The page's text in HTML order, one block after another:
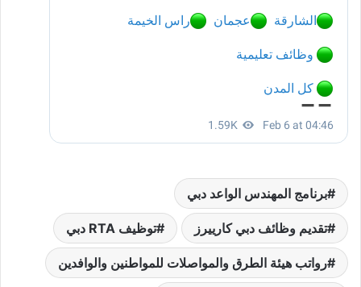
برنامج المهندس الواعد دبي
تقديم وظائف دبي كارييرز توظيف RTA دبي
رواتب هيئة الطرق والمواصلات للمواطنين والوافدين